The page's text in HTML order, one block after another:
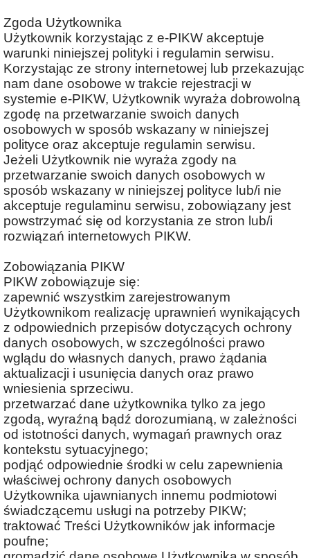
Zgoda Użytkownika
Użytkownik korzystając z e-PIKW akceptuje
warunki niniejszej polityki i regulamin serwisu.
Korzystając ze strony internetowej lub przekazując
nam dane osobowe w trakcie rejestracji w
systemie e-PIKW, Użytkownik wyraża dobrowolną
zgodę na przetwarzanie swoich danych
osobowych w sposób wskazany w niniejszej
polityce oraz akceptuje regulamin serwisu.
Jeżeli Użytkownik nie wyraża zgody na
przetwarzanie swoich danych osobowych w
sposób wskazany w niniejszej polityce lub/i nie
akceptuje regulaminu serwisu, zobowiązany jest
powstrzymać się od korzystania ze stron lub/i
rozwiązań internetowych PIKW.
Zobowiązania PIKW
PIKW zobowiązuje się:
zapewnić wszystkim zarejestrowanym
Użytkownikom realizację uprawnień wynikających
z odpowiednich przepisów dotyczących ochrony
danych osobowych, w szczególności prawo
wglądu do własnych danych, prawo żądania
aktualizacji i usunięcia danych oraz prawo
wniesienia sprzeciwu.
przetwarzać dane użytkownika tylko za jego
zgodą, wyraźną bądź dorozumianą, w zależności
od istotności danych, wymagań prawnych oraz
kontekstu sytuacyjnego;
podjąć odpowiednie środki w celu zapewnienia
właściwej ochrony danych osobowych
Użytkownika ujawnianych innemu podmiotowi
świadczącemu usługi na potrzeby PIKW;
traktować Treści Użytkowników jak informacje
poufne;